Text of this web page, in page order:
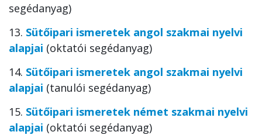
segédanyag)
13. Sütőipari ismeretek angol szakmai nyelvi
alapjai (oktatói segédanyag)
14. Sütőipari ismeretek angol szakmai nyelvi
alapjai (tanulói segédanyag)
15. Sütőipari ismeretek német szakmai nyelvi
alapjai (oktatói segédanyag)